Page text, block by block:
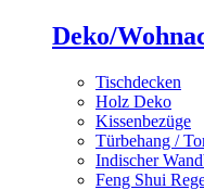
Deko/
Tischdecken
Holz Deko
Kissenbezüge
Türbehang /
Indischer
Feng Shui